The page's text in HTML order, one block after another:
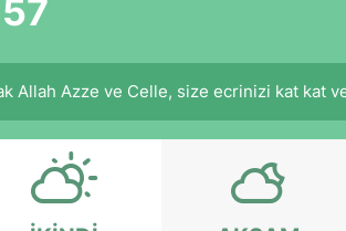
Allah Azze ve Celle, size ecrinizi kat kat